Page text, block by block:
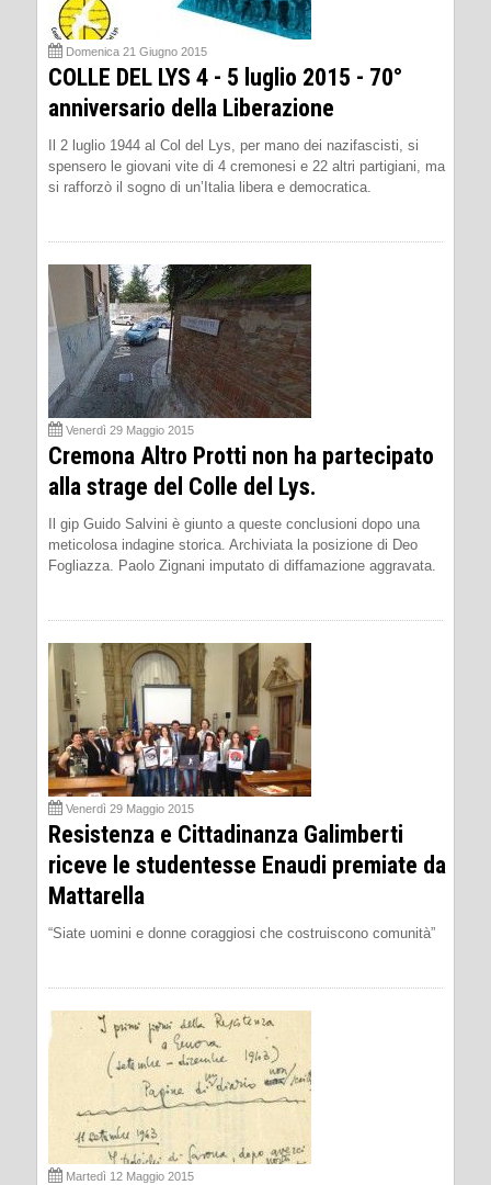
Domenica 21 Giugno 2015
COLLE DEL LYS 4 - 5 luglio 2015 - 70°
anniversario della Liberazione
Il 2 luglio 1944 al Col del Lys, per mano dei nazifascisti, si
spensero le giovani vite di 4 cremonesi e 22 altri partigiani, ma
si rafforzò il sogno di un’Italia libera e democratica.
Venerdì 29 Maggio 2015
Cremona Altro Protti non ha partecipato
alla strage del Colle del Lys.
Il gip Guido Salvini è giunto a queste conclusioni dopo una
meticolosa indagine storica. Archiviata la posizione di Deo
Fogliazza. Paolo Zignani imputato di diffamazione aggravata.
Venerdì 29 Maggio 2015
Resistenza e Cittadinanza Galimberti
riceve le studentesse Enaudi premiate da
Mattarella
“Siate uomini e donne coraggiosi che costruiscono comunità”
Martedì 12 Maggio 2015